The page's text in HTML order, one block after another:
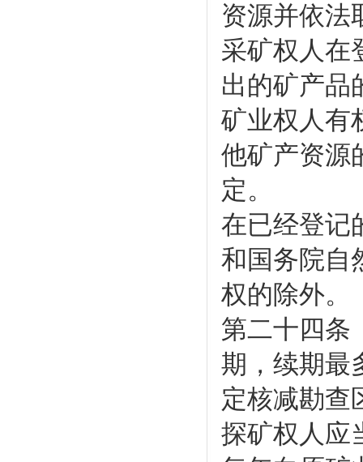
资源并依法
采矿权人在
出的矿产品
矿业权人有
他矿产资源
定。
在已经登记
和国务院自
权的除外。
第二十四
期，续期最
定核减勘查
探矿权人应